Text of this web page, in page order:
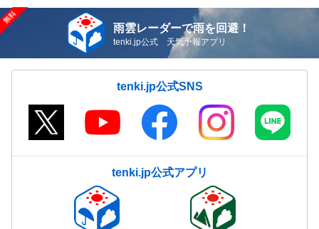
雨雲レーダーで雨を回避！
tenki.jp公式 天気予報アプリ
tenki.jp公式SNS
tenki.jp公式アプリ